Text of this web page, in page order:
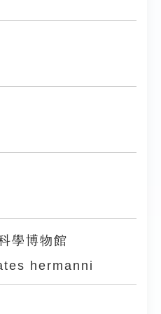
學博物館
hermanni